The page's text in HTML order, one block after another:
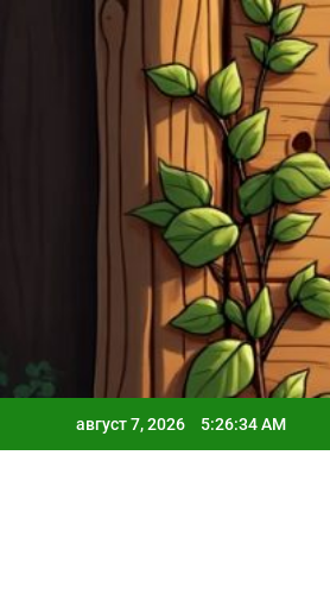
август 7, 2026 5:26:35 AM